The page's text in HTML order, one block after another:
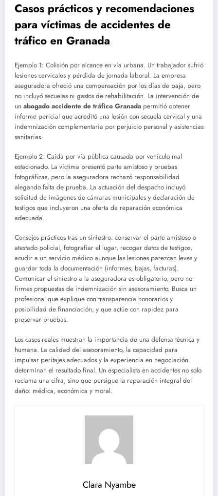
Casos prácticos y recomendaciones
para víctimas de accidentes de
tráfico en Granada
Ejemplo 1: Colisión por alcance en vía urbana. Un trabajador sufrió
lesiones cervicales y pérdida de jornada laboral. La empresa
aseguradora ofreció una compensación por los días de baja, pero
no incluyó secuelas ni gastos de rehabilitación. La intervención de
un abogado accidente de tráfico Granada permitió obtener
informe pericial que acreditó una lesión con secuela cervical y una
indemnización complementaria por perjuicio personal y asistencias
sanitarias.
Ejemplo 2: Caída por vía pública causada por vehículo mal
estacionado. La víctima presentó parte amistoso y pruebas
fotográficas, pero la aseguradora rechazó responsabilidad
alegando falta de prueba. La actuación del despacho incluyó
solicitud de imágenes de cámaras municipales y declaración de
testigos que incluyeron una oferta de reparación económica
adecuada.
Consejos prácticos tras un siniestro: conservar el parte amistoso o
atestado policial, fotografiar el lugar, recoger datos de testigos,
acudir a un servicio médico aunque las lesiones parezcan leves y
guardar toda la documentación (informes, bajas, facturas).
Comunicar el siniestro a la aseguradora es obligatorio, pero no
firmes propuestas de indemnización sin asesoramiento. Busca un
profesional que explique con transparencia honorarios y
posibilidad de financiación, y que actúe con rapidez para
preservar pruebas.
Los casos reales muestran la importancia de una defensa técnica y
humana. La calidad del asesoramiento, la capacidad para
impulsar peritajes adecuados y la experiencia en negociación
determinan el resultado final. Un especialista en accidentes no solo
reclama una cifra, sino que persigue la reparación integral del
daño: médica, económica y moral.
Clara Nyambe